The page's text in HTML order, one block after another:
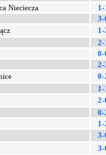
Nieciecza
1-
3-
1-
2-
0-
2-
0-
1-
2-
0-
1-
3-
3-